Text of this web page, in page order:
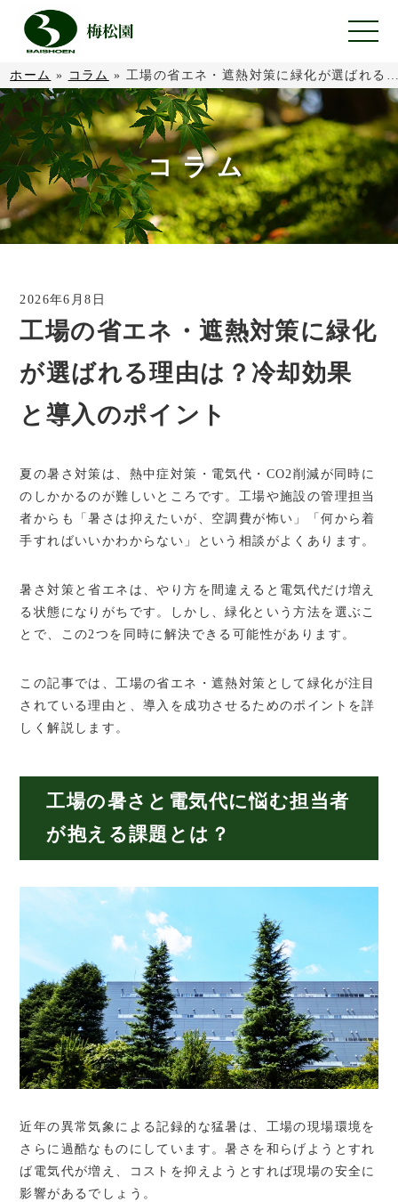
ホーム » コラム » 工場の省エネ・遮熱対策に緑化が選ばれる理由は？冷却効果と導入のポイント
コラム
2026年6月8日
工場の省エネ・遮熱対策に緑化
が選ばれる理由は？冷却効果
と導入のポイント
夏の暑さ対策は、熱中症対策・電気代・CO2削減が同時に
のしかかるのが難しいところです。工場や施設の管理担当
者からも「暑さは抑えたいが、空調費が怖い」「何から着
手すればいいかわからない」という相談がよくあります。
暑さ対策と省エネは、やり方を間違えると電気代だけ増え
る状態になりがちです。しかし、緑化という方法を選ぶこ
とで、この2つを同時に解決できる可能性があります。
この記事では、工場の省エネ・遮熱対策として緑化が注目
されている理由と、導入を成功させるためのポイントを詳
しく解説します。
工場の暑さと電気代に悩む担当者
が抱える課題とは？
近年の異常気象による記録的な猛暑は、工場の現場環境を
さらに過酷なものにしています。暑さを和らげようとすれ
ば電気代が増え、コストを抑えようとすれば現場の安全に
影響があるでしょう。